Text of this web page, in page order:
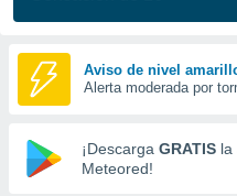
a este
las
y
forma
digital
basada
Aviso de nivel
Alerta moderada por
¡Descarga GRATIS la
Meteored!